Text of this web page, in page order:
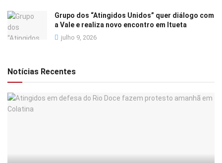
Grupo dos “Atingidos Unidos” quer diálogo com
a Vale e realiza novo encontro em Itueta
julho 9, 2026
Notícias Recentes